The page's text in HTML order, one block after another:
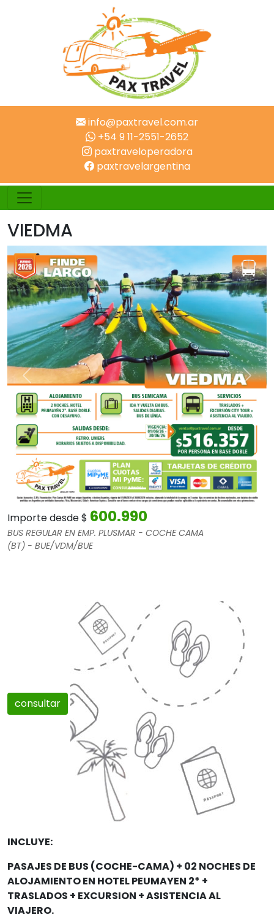
info@paxtravel.com.ar
+54 9 11-2551-2652
paxtraveloperadora
paxtravelargentina
VIEDMA
Anterior
Importe desde $ 600.990
BUS REGULAR EN EMP. PLUSMAR - COCHE CAMA
(BT) - BUE/VDM/BUE
consultar
INCLUYE:
PASAJES DE BUS (COCHE-CAMA) + 02 NOCHES DE
ALOJAMIENTO EN HOTEL PEUMAYEN 2* +
TRASLADOS + EXCURSION + ASISTENCIA AL
VIAJERO.